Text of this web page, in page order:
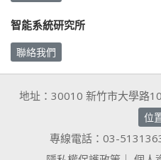
智能系統研究所
聯絡我們
地址：30010 新竹市大學路
位
專線電話：03-